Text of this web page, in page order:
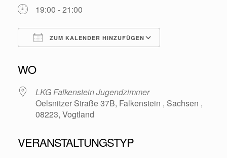
19:00 - 21:00
ZUM KALENDER HINZUFÜGEN
WO
LKG Falkenstein Jugendzimmer
Oelsnitzer Straße 37B, Falkenstein , Sachsen ,
08223, Vogtland
VERANSTALTUNGSTYP